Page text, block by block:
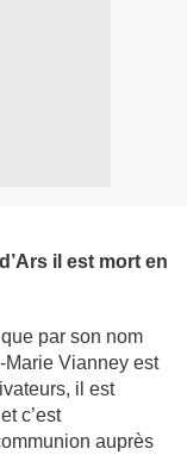
il est mort en
par son nom
Marie Vianney est
il est
c’est
auprès